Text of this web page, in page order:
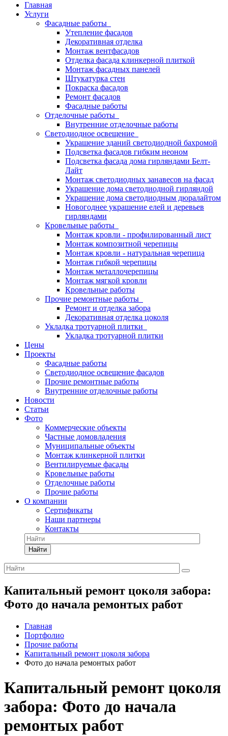
Главная
Услуги
Фасадные работы
Утепление фасадов
Декоративная отделка
Монтаж вентфасадов
Отделка фасада клинкерной плиткой
Монтаж фасадных панелей
Штукатурка стен
Покраска фасадов
Ремонт фасадов
Фасадные работы
Отделочные работы
Внутренние отделочные работы
Светодиодное освещение
Украшение зданий светодиодной бахромой
Подсветка фасадов гибким неоном
Подсветка фасада дома гирляндами Белт-
Лайт
Монтаж светодиодных занавесов на фасад
Украшение дома светодиодной гирляндой
Украшение дома светодиодным дюралайтом
Новогоднее украшение елей и деревьев
гирляндами
Кровельные работы
Монтаж кровли - профилированный лист
Монтаж композитной черепицы
Монтаж кровли - натуральная черепица
Монтаж гибкой черепицы
Монтаж металлочерепицы
Монтаж мягкой кровли
Кровельные работы
Прочие ремонтные работы
Ремонт и отделка забора
Декоративная отделка цоколя
Укладка тротуарной плитки
Укладка тротуарной плитки
Цены
Проекты
Фасадные работы
Светодиодное освещение фасадов
Прочие ремонтные работы
Внутренние отделочные работы
Новости
Статьи
Фото
Коммерческие объекты
Частные домовладения
Муниципальные объекты
Монтаж клинкерной плитки
Вентилируемые фасады
Кровельные работы
Отделочные работы
Прочие работы
О компании
Сертификаты
Наши партнеры
Контакты
Найти
Капитальный ремонт цоколя забора:
Фото до начала ремонтых работ
Главная
Портфолио
Прочие работы
Капитальный ремонт цоколя забора
Фото до начала ремонтых работ
Капитальный ремонт цоколя
забора: Фото до начала
ремонтых работ